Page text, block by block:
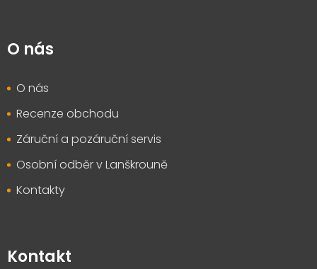
O nás
O nás
Recenze obchodu
Záruční a pozáruční servis
Osobní odběr v Lanškrouně
Kontakty
Kontakt